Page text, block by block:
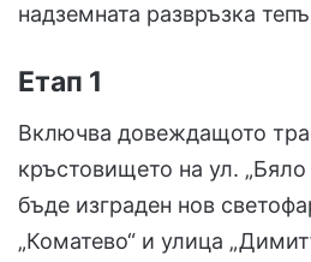
надземната развръзка
Етап 1
Включва довеждащото
кръстовището на ул.
бъде изграден нов
„Коматево“ и улица